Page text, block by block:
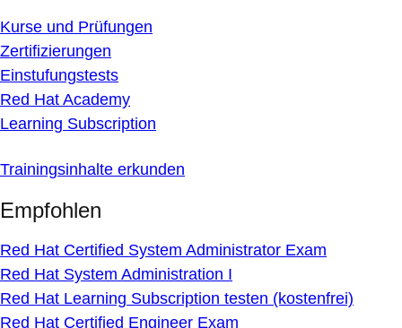
Kurse und Prüfungen
Zertifizierungen
Einstufungstests
Red Hat Academy
Learning Subscription
Trainingsinhalte erkunden
Empfohlen
Red Hat Certified System Administrator Exam
Red Hat System Administration I
Red Hat Learning Subscription testen (kostenfrei)
Red Hat Certified Engineer Exam